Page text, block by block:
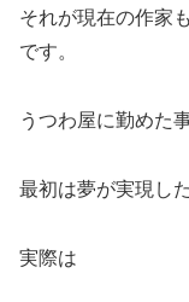
それが現在の作家
です。
うつわ屋に勤めた
最初は夢が実現し
実際は